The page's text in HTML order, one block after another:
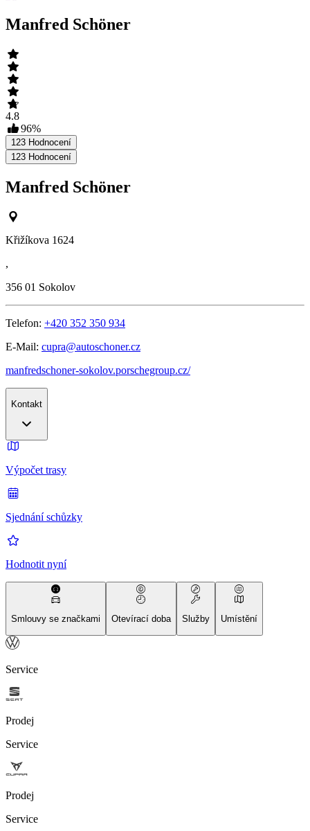
Manfred Schöner
4.8
96%
123 Hodnocení
123 Hodnocení
Manfred Schöner
Křižíkova 1624
,
356 01 Sokolov
Telefon: +420 352 350 934
E-Mail: cupra@autoschoner.cz
manfredschoner-sokolov.porschegroup.cz/
Kontakt
Výpočet trasy
Sjednání schůzky
Hodnotit nyní
Smlouvy se značkami Otevírací doba Služby Umístění
Service
Prodej
Service
Prodej
Service